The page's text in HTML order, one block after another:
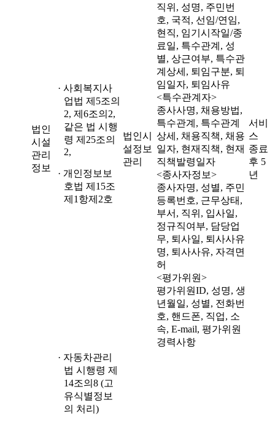
법인
시설
관리
정보
· 사회복지사
업법 제5조의
2, 제6조의2,
같은 법 시행
령 제25조의
2,
· 개인정보보
호법 제15조
제1항제2호
법인시
설정보
관리
직위, 성명, 주민번
호, 국적, 선임/연임,
현직, 임기시작일/종
료일, 특수관계, 성
별, 상근여부, 특수관
계상세, 퇴임구분, 퇴
임일자, 퇴임사유
<특수관계자>
종사사명, 채용방법,
특수관계, 특수관계
상세, 채용직책, 채용
일자, 현재직책, 현재
직책발령일자
<종사자정보>
종사자명, 성별, 주민
등록번호, 근무상태,
부서, 직위, 입사일,
정규직여부, 담당업
무, 퇴사일, 퇴사사유
명, 퇴사사유, 자격면
허
<평가위원>
평가위원ID, 성명, 생
년월일, 성별, 전화번
호, 핸드폰, 직업, 소
속, E-mail, 평가위원
경력사항
서비
스
종료
후 5
년
· 자동차관리
법 시행령 제
14조의8 (고
유식별정보
의 처리)